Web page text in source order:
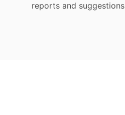
reports and suggestions